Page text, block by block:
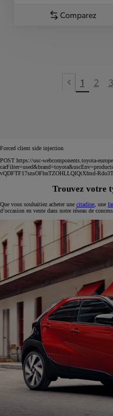
Comparez
Previous
1 2 3
Forced client side injection
POST https://usc-webcomponents.toyota-
vQDFTF17snsOFbnTZOHLLQlQtXfmd-
Trouvez votre
Que vous souhaitiez acheter une citadine , une
d’occasion en vente dans notre réseau de